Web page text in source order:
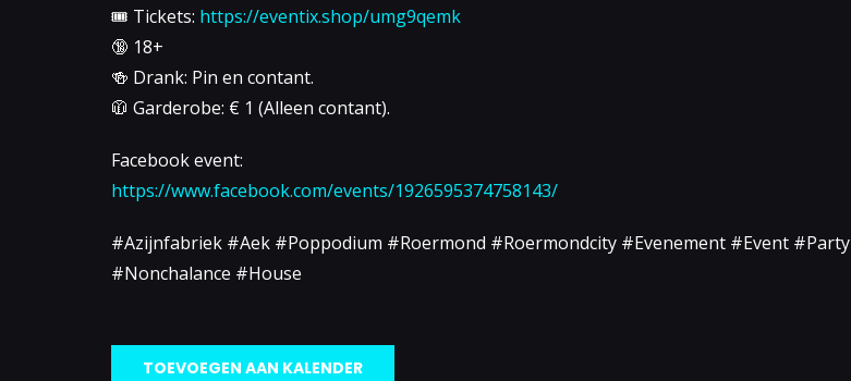
🎟 Tickets: https://eventix.shop/umg9qemk
🔞 18+
🍻 Drank: Pin en contant.
🧥 Garderobe: € 1 (Alleen contant).
Facebook event:
https://www.facebook.com/events/1926595374758143/
#Azijnfabriek #Aek #Poppodium #Roermond #Roermondcity #Evenement #Event #Party
#Nonchalance #House
TOEVOEGEN AAN KALENDER